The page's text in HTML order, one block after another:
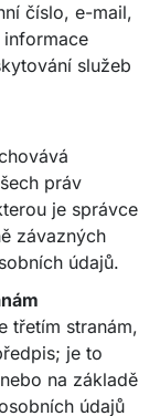
číslo, e-mail,
informace
služeb
práv
je správce
závazných
údajů.
třetím stranám,
je to
na základě
údajů